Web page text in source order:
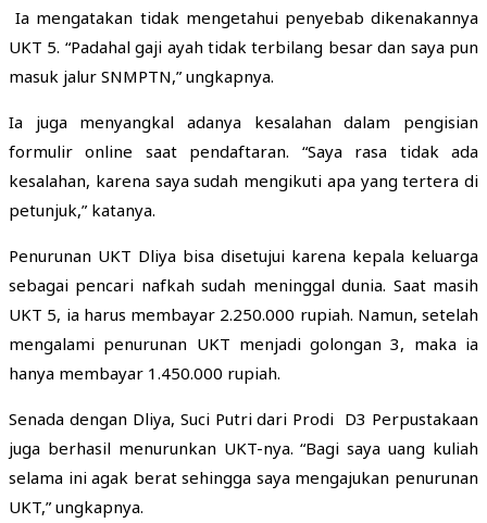
Ia mengatakan tidak mengetahui penyebab dikenakannya
UKT 5. “Padahal gaji ayah tidak terbilang besar dan saya pun
masuk jalur SNMPTN,” ungkapnya.
Ia juga menyangkal adanya kesalahan dalam pengisian
formulir online saat pendaftaran. “Saya rasa tidak ada
kesalahan, karena saya sudah mengikuti apa yang tertera di
petunjuk,” katanya.
Penurunan UKT Dliya bisa disetujui karena kepala keluarga
sebagai pencari nafkah sudah meninggal dunia. Saat masih
UKT 5, ia harus membayar 2.250.000 rupiah. Namun, setelah
mengalami penurunan UKT menjadi golongan 3, maka ia
hanya membayar 1.450.000 rupiah.
Senada dengan Dliya, Suci Putri dari Prodi D3 Perpustakaan
juga berhasil menurunkan UKT-nya. “Bagi saya uang kuliah
selama ini agak berat sehingga saya mengajukan penurunan
UKT,” ungkapnya.